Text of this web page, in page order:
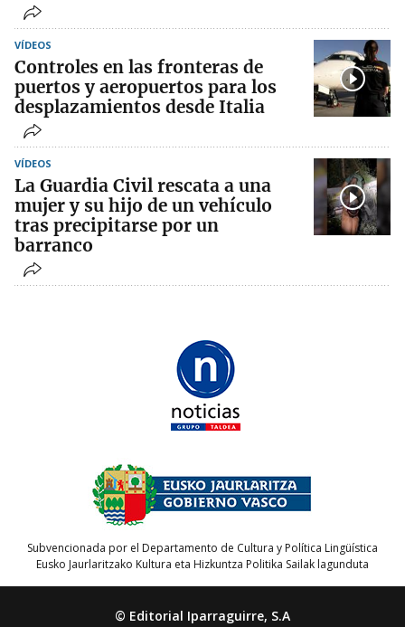
VÍDEOS
Controles en las fronteras de
puertos y aeropuertos para los
desplazamientos desde Italia
VÍDEOS
La Guardia Civil rescata a una
mujer y su hijo de un vehículo
tras precipitarse por un
barranco
Subvencionada por el Departamento de Cultura y Política Lingüística
Eusko Jaurlaritzako Kultura eta Hizkuntza Politika Sailak lagunduta
© Editorial Iparraguirre, S.A